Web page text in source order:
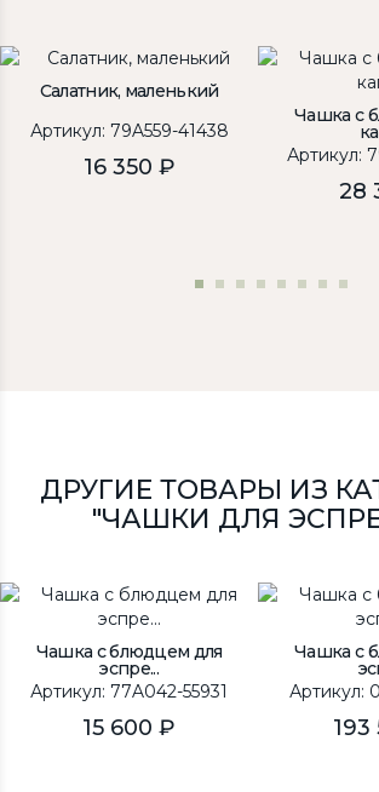
Салатник, маленький
Артикул: 79A559-41438
16 350 ₽
Чашка с
Артикул:
28
ДРУГИЕ ТОВАРЫ ИЗ
"ЧАШКИ ДЛЯ
Чашка с блюдцем для
эспре...
Артикул: 77A042-55931
15 600 ₽
Чашка с
Артикул:
193